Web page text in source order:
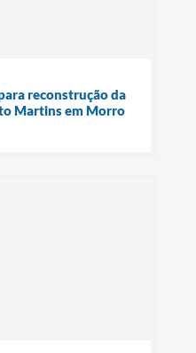
reconstrução da
Martins em Morro